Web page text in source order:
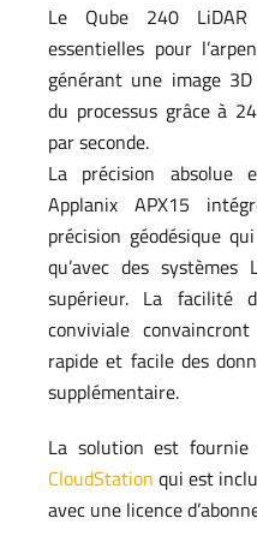
Le Qube 240
essentielles pour
générant une image
du processus grâce à
par seconde.
La précision absolue
Applanix APX15
précision géodésique
qu’avec des
supérieur. La facilité
conviviale
rapide et facile des
supplémentaire.
La solution est fournie
CloudStation qui est
avec une licence